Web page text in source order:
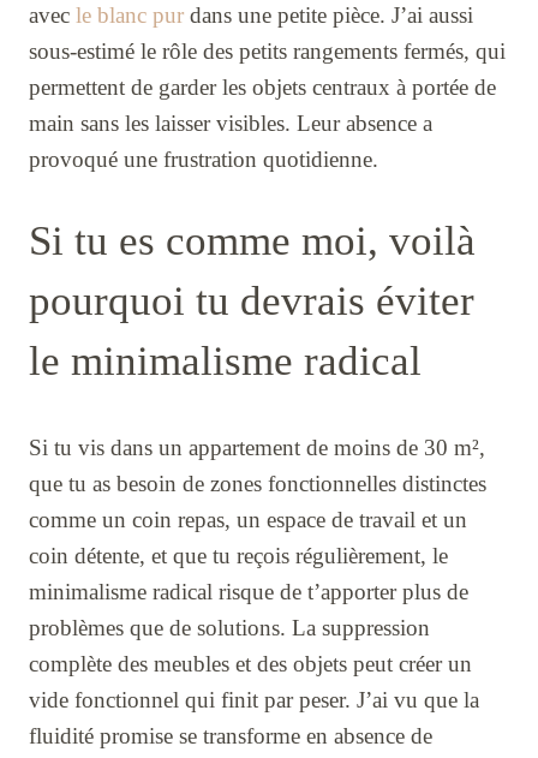
avec le blanc pur dans une petite pièce. J’ai aussi
sous-estimé le rôle des petits rangements fermés, qui
permettent de garder les objets centraux à portée de
main sans les laisser visibles. Leur absence a
provoqué une frustration quotidienne.
Si tu es comme moi, voilà
pourquoi tu devrais éviter
le minimalisme radical
Si tu vis dans un appartement de moins de 30 m²,
que tu as besoin de zones fonctionnelles distinctes
comme un coin repas, un espace de travail et un
coin détente, et que tu reçois régulièrement, le
minimalisme radical risque de t’apporter plus de
problèmes que de solutions. La suppression
complète des meubles et des objets peut créer un
vide fonctionnel qui finit par peser. J’ai vu que la
fluidité promise se transforme en absence de